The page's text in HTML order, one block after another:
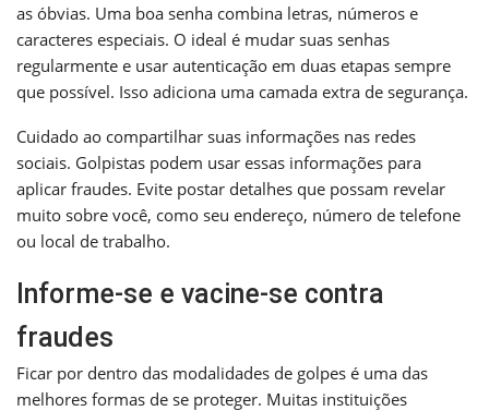
as óbvias. Uma boa senha combina letras, números e
caracteres especiais. O ideal é mudar suas senhas
regularmente e usar autenticação em duas etapas sempre
que possível. Isso adiciona uma camada extra de segurança.
Cuidado ao compartilhar suas informações nas redes
sociais. Golpistas podem usar essas informações para
aplicar fraudes. Evite postar detalhes que possam revelar
muito sobre você, como seu endereço, número de telefone
ou local de trabalho.
Informe-se e vacine-se contra
fraudes
Ficar por dentro das modalidades de golpes é uma das
melhores formas de se proteger. Muitas instituições